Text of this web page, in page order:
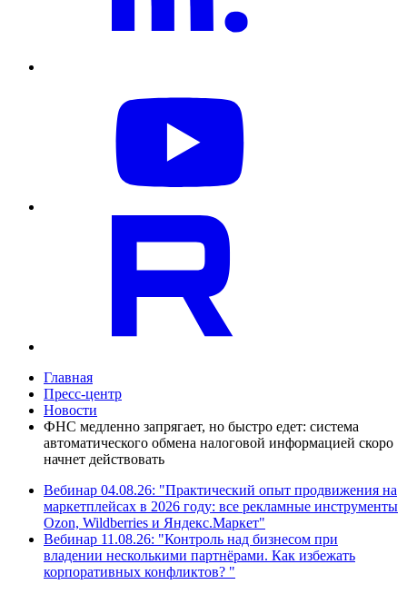
Главная
Пресс-центр
Новости
ФНС медленно запрягает, но быстро едет: система
автоматического обмена налоговой информацией скоро
начнет действовать
Вебинар 04.08.26: "Практический опыт продвижения на
маркетплейсах в 2026 году: все рекламные инструменты
Ozon, Wildberries и Яндекс.Маркет"
Вебинар 11.08.26: "Контроль над бизнесом при
владении несколькими партнёрами. Как избежать
корпоративных конфликтов? "